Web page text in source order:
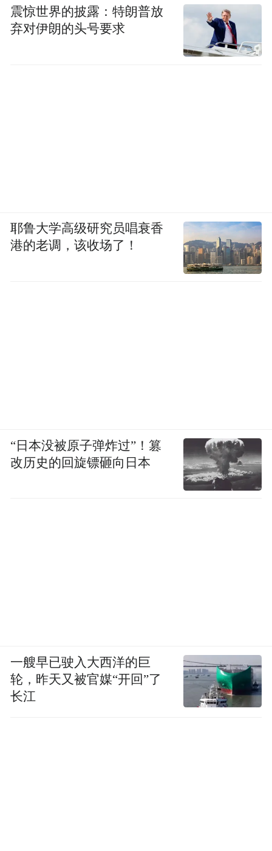
震惊世界的披露：特朗普放
弃对伊朗的头号要求
耶鲁大学高级研究员唱衰香
港的老调，该收场了！
“日本没被原子弹炸过”！篡
改历史的回旋镖砸向日本
一艘早已驶入大西洋的巨
轮，昨天又被官媒“开回”了
长江